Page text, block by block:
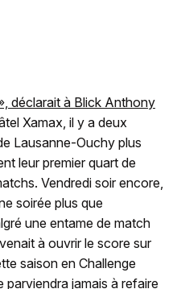
déclarait à Blick Anthony
Xamax, il y a deux
Lausanne-Ouchy plus
leur premier quart de
Vendredi soir encore,
soirée plus que
une entame de match
à ouvrir le score sur
saison en Challenge
parviendra jamais à refaire